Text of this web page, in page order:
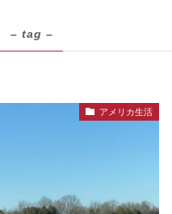
– tag –
アメリカ生活